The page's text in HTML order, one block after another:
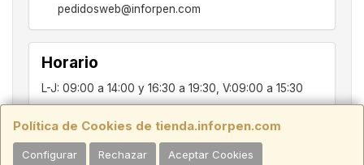
Política de Cookies de tienda.inforpen.com
Configurar Rechazar Aceptar Cookies
pedidosweb@inforpen.com
Horario
L-J: 09:00 a 14:00 y 16:30 a 19:30, V:09:00 a 15:30
PARIS, 24, LOCAL 6, 41089, Montequinto - Dos Hermanas, SEVILLA,